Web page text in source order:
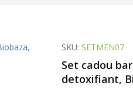
SKU: SETMEN07
Set cadou
detoxifiant,